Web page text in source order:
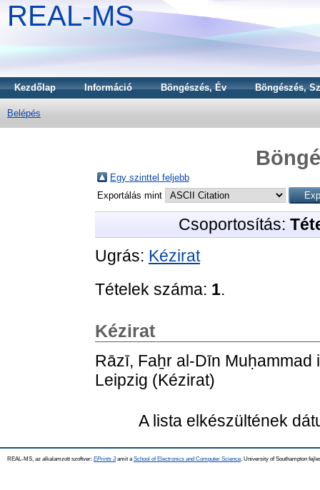
REAL-MS
Kezdőlap Információ Böngészés, Év Böngészés,
Belépés
Egy szinttel feljebb
Exportálás mint
Csoportosítás:
Ugrás: Kézirat
Tételek száma: 1.
Kézirat
Rāzī, Faẖr al-Dīn Muḥammad
Leipzig (Kézirat)
A lista elkészültének
REAL-MS, az alkalamzott szoftver: EPrints 3amit a School of Electronics and Computer Science , University of Southampton